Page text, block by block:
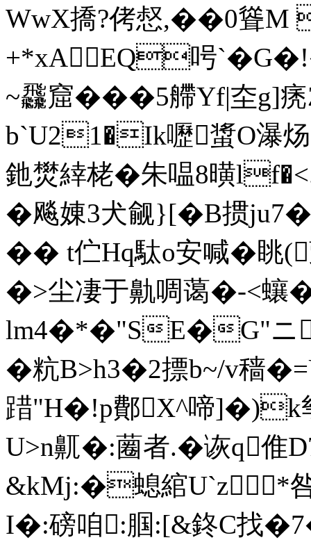
WwX撟?侤惄,��0
+*xAEQ呺
~飝窟���5艜Yf|圶g]
b`U21�Ik嚦螀O瀑
釶燓緈栳�朱嗢8曂
�飚娻3犬觎}[�B掼
�� t伫Hq駄o安喊�眺
�>尘凄于鼽啁蔼�-<
lm4�*�"SE�G"ニ
�粇B>h3�2摽b~/v穑
踖"H�!p鄪X^啼]�)k
U>n鼿�:蔨者.�诙q
&kMj:�螅綰U`z*
I�:磅咱:腘:[&鉖C找�7�